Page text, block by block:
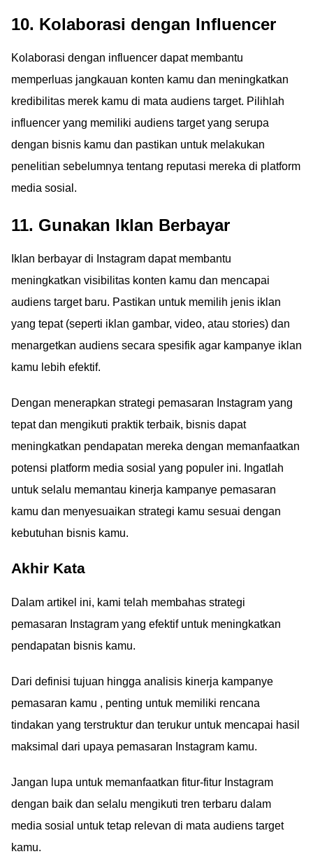
10. Kolaborasi dengan Influencer
Kolaborasi dengan influencer dapat membantu
memperluas jangkauan konten kamu dan meningkatkan
kredibilitas merek kamu di mata audiens target. Pilihlah
influencer yang memiliki audiens target yang serupa
dengan bisnis kamu dan pastikan untuk melakukan
penelitian sebelumnya tentang reputasi mereka di platform
media sosial.
11. Gunakan Iklan Berbayar
Iklan berbayar di Instagram dapat membantu
meningkatkan visibilitas konten kamu dan mencapai
audiens target baru. Pastikan untuk memilih jenis iklan
yang tepat (seperti iklan gambar, video, atau stories) dan
menargetkan audiens secara spesifik agar kampanye iklan
kamu lebih efektif.
Dengan menerapkan strategi pemasaran Instagram yang
tepat dan mengikuti praktik terbaik, bisnis dapat
meningkatkan pendapatan mereka dengan memanfaatkan
potensi platform media sosial yang populer ini. Ingatlah
untuk selalu memantau kinerja kampanye pemasaran
kamu dan menyesuaikan strategi kamu sesuai dengan
kebutuhan bisnis kamu.
Akhir Kata
Dalam artikel ini, kami telah membahas strategi
pemasaran Instagram yang efektif untuk meningkatkan
pendapatan bisnis kamu.
Dari definisi tujuan hingga analisis kinerja kampanye
pemasaran kamu , penting untuk memiliki rencana
tindakan yang terstruktur dan terukur untuk mencapai hasil
maksimal dari upaya pemasaran Instagram kamu.
Jangan lupa untuk memanfaatkan fitur-fitur Instagram
dengan baik dan selalu mengikuti tren terbaru dalam
media sosial untuk tetap relevan di mata audiens target
kamu.